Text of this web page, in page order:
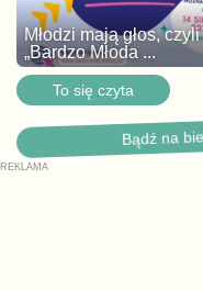
Młodzi mają głos, czyli
„Bardzo Młoda ...
To się czyta
Bądź na